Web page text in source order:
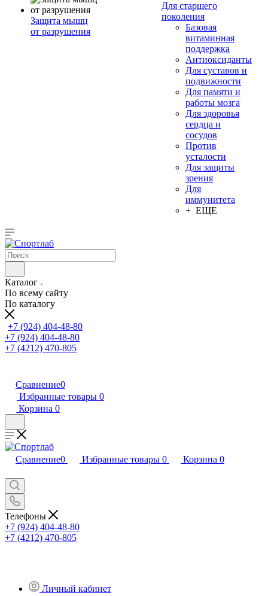
Защита мышц
от разрушения
Для старшего
поколения
Базовая
витаминная
поддержка
Антиоксиданты
Для суставов и
подвижности
Для памяти и
работы мозга
Для здоровья
сердца и
сосудов
Против
усталости
Для защиты
зрения
Для
иммунитета
+ ЕЩЕ
Каталог
По всему сайту
По каталогу
+7 (924) 404-48-80
+7 (924) 404-48-80
+7 (4212) 470-805
Сравнение0
Избранные товары 0
Корзина 0
Сравнение0 Избранные товары 0 Корзина 0
Телефоны
+7 (924) 404-48-80
+7 (4212) 470-805
Личный кабинет